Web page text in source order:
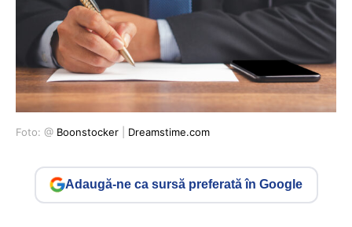
Foto: @ Boonstocker Dreamstime.com
Adaugă-ne ca sursă preferată în Google